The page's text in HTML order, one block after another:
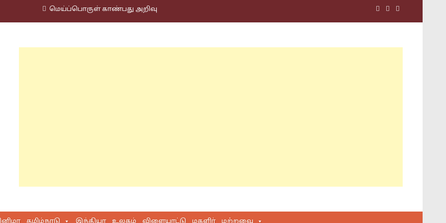
மெய்ப்பொருள் காண்பது அறிவு